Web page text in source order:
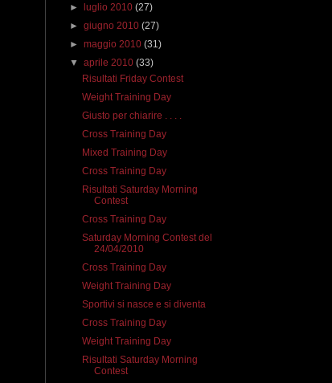
►
luglio 2010(27)
►giugno 2010(27)
►maggio 2010(31)
▼aprile 2010(33)
Risultati Friday Contest
Weight Training Day
Giusto per chiarire . . . .
Cross Training Day
Mixed Training Day
Cross Training Day
Risultati Saturday Morning
Contest
Cross Training Day
Saturday Morning Contest del
24/04/2010
Cross Training Day
Weight Training Day
Sportivi si nasce e si diventa
Cross Training Day
Weight Training Day
Risultati Saturday Morning
Contest